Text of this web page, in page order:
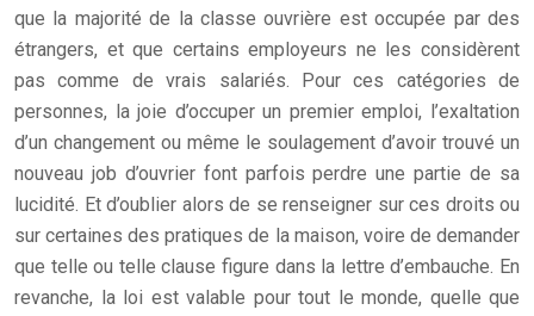
que la majorité de la classe ouvrière est occupée par des
étrangers, et que certains employeurs ne les considèrent
pas comme de vrais salariés. Pour ces catégories de
personnes, la joie d’occuper un premier emploi, l’exaltation
d’un changement ou même le soulagement d’avoir trouvé un
nouveau job d’ouvrier font parfois perdre une partie de sa
lucidité. Et d’oublier alors de se renseigner sur ces droits ou
sur certaines des pratiques de la maison, voire de demander
que telle ou telle clause figure dans la lettre d’embauche. En
revanche, la loi est valable pour tout le monde, quelle que